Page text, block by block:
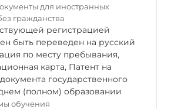
для иностранных
гражданства
регистрацией
быть переведен на русский
по месту пребывания,
карта, Патент на
государственного
(полном) образовании
обучения